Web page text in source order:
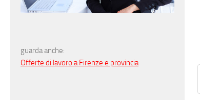
guarda anche:
Offerte di lavoro a Firenze e provincia